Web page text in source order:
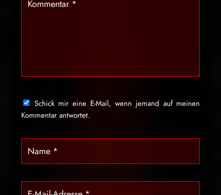
Schick mir eine E-Mail, wenn jemand auf meinen
Kommentar antwortet.